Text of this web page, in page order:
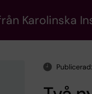
Karolinska